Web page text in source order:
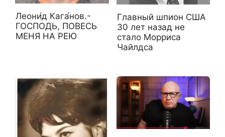
Леони́д Кага́нов.-
ГОСПОДЬ, ПОВЕСЬ
МЕНЯ НА РЕЮ
Главный шпион США
30 лет назад не
стало Морриса
Чайлдса